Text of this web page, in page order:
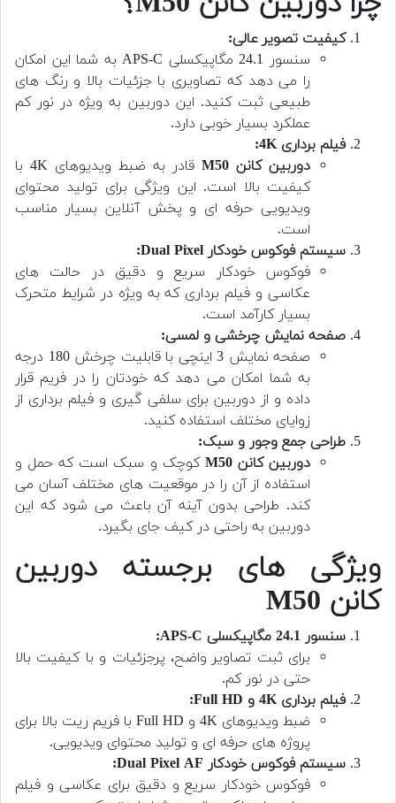
کیفیت تصویر عالی:
سنسور 24.1 مگاپیکسلی APS-C به شما این امکان
را می دهد که تصاویری با جزئیات بالا و رنگ های
طبیعی ثبت کنید. این دوربین به ویژه در نور کم
عملکرد بسیار خوبی دارد.
فیلم برداری 4K:
دوربین کانن M50
قادر به ضبط ویدیوهای 4K با
کیفیت بالا است. این ویژگی برای تولید محتوای
ویدیویی حرفه ای و پخش آنلاین بسیار مناسب
است.
سیستم فوکوس خودکار Dual Pixel:
فوکوس خودکار سریع و دقیق در حالت های
عکاسی و فیلم برداری که به ویژه در شرایط متحرک
بسیار کارآمد است.
صفحه نمایش چرخشی و لمسی:
صفحه نمایش 3 اینچی با قابلیت چرخش 180 درجه
به شما امکان می دهد که خودتان را در فریم قرار
داده و از دوربین برای سلفی گیری و فیلم برداری از
زوایای مختلف استفاده کنید.
طراحی جمع وجور و سبک:
دوربین کانن M50
کوچک و سبک است که حمل و
استفاده از آن را در موقعیت های مختلف آسان می
کند. طراحی بدون آینه آن باعث می شود که این
دوربین به راحتی در کیف جای بگیرد.
ویژگی های برجسته دوربین
کانن M50
سنسور 24.1 مگاپیکسلی APS-C:
برای ثبت تصاویر واضح، پرجزئیات و با کیفیت بالا
حتی در نور کم.
فیلم برداری 4K و Full HD:
ضبط ویدیوهای 4K و Full HD با فریم ریت بالا برای
پروژه های حرفه ای و تولید محتوای ویدیویی.
سیستم فوکوس خودکار Dual Pixel AF:
فوکوس خودکار سریع و دقیق برای عکاسی و فیلم